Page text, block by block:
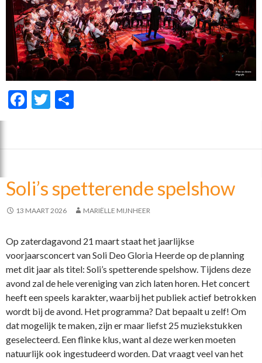
F
b
o
k
T
er n
Soli’s spetterende spelshow
13 MAART 2026 MARIËLLE MIJNHEER
Op zaterdagavond 21 maart staat het jaarlijkse
voorjaarsconcert van Soli Deo Gloria Heerde op de planning
met dit jaar als titel: Soli’s spetterende spelshow. Tijdens deze
avond zal de hele vereniging van zich laten horen. Het concert
heeft een speels karakter, waarbij het publiek actief betrokken
wordt bij de avond. Het programma? Dat bepaalt u zelf! Om
dat mogelijk te maken, zijn er maar liefst 25 muziekstukken
geselecteerd. Een flinke klus, want al deze werken moeten
natuurlijk ook ingestudeerd worden. Dat vraagt veel van het